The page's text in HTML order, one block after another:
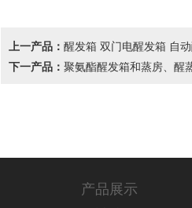
上一产品： 醒发箱 双门电醒发箱 自
下一产品： 聚氨酯醒发箱和蒸房、醒
产品展示